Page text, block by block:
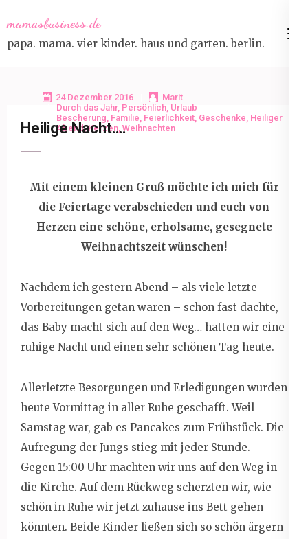
to
content
mamasbusiness.de
papa. mama. vier kinder. haus und garten. berlin.
24 Dezember 2016
Marit
Durch das Jahr, Persönlich, Urlaub
Bescherung, Familie, Feierlichkeit, Geschenke, Heiliger
Abend,Kerzen, Weihnachten
Heilige Nacht….
Mit einem kleinen Gruß möchte ich mich für
die Feiertage verabschieden und euch von
Herzen eine schöne, erholsame, gesegnete
Weihnachtszeit wünschen!
Nachdem ich gestern Abend – als viele letzte
Vorbereitungen getan waren – schon fast dachte,
das Baby macht sich auf den Weg… hatten wir eine
ruhige Nacht und einen sehr schönen Tag heute.
Allerletzte Besorgungen und Erledigungen wurden
heute Vormittag in aller Ruhe geschafft. Weil
Samstag war, gab es Pancakes zum Frühstück. Die
Aufregung der Jungs stieg mit jeder Stunde.
Gegen 15:00 Uhr machten wir uns auf den Weg in
die Kirche. Auf dem Rückweg scherzten wir, wie
schön in Ruhe wir jetzt zuhause ins Bett gehen
könnten. Beide Kinder ließen sich so schön ärgern